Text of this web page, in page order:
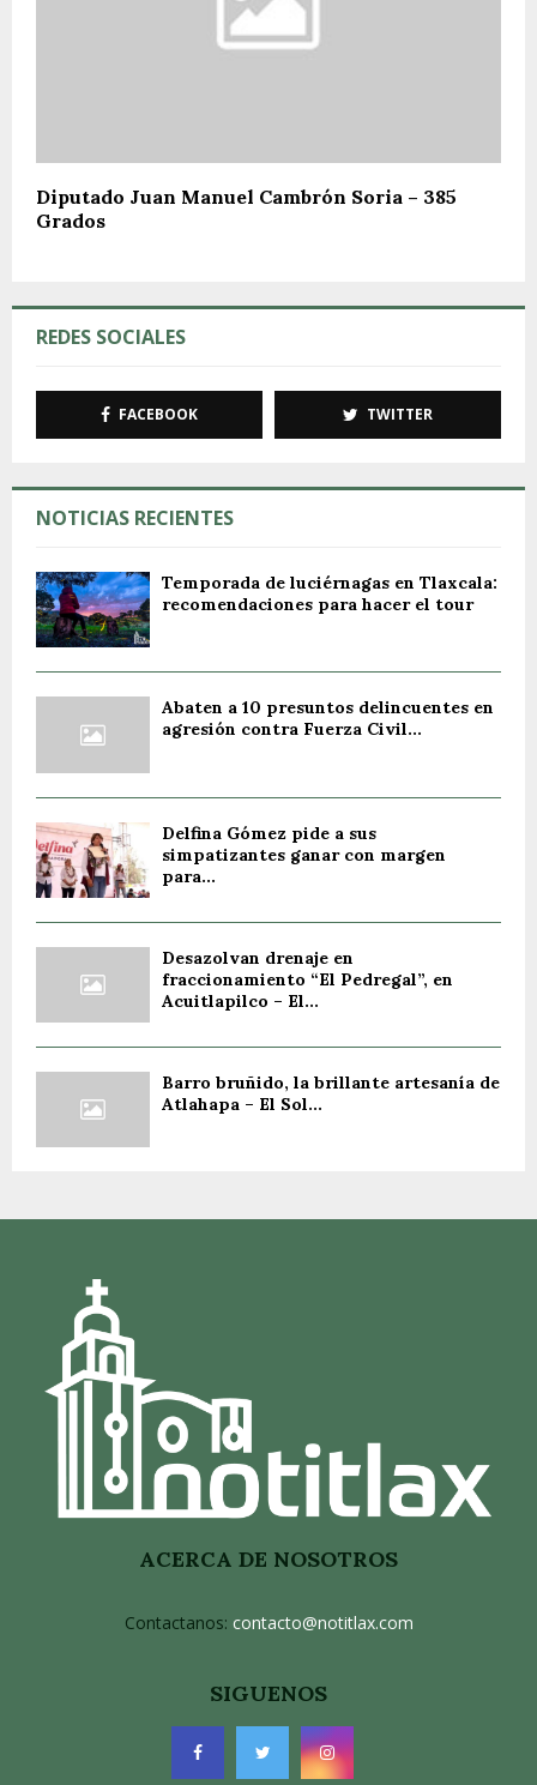
Diputado Juan Manuel Cambrón Soria – 385
Grados
REDES SOCIALES
FACEBOOK TWITTER
NOTICIAS RECIENTES
Temporada de luciérnagas en Tlaxcala:
recomendaciones para hacer el tour
Abaten a 10 presuntos delincuentes en
agresión contra Fuerza Civil...
Delfina Gómez pide a sus
simpatizantes ganar con margen
para...
Desazolvan drenaje en
fraccionamiento “El Pedregal”, en
Acuitlapilco – El...
Barro bruñido, la brillante artesanía de
Atlahapa – El Sol...
ACERCA DE NOSOTROS
Contactanos: contacto@notitlax.com
SIGUENOS